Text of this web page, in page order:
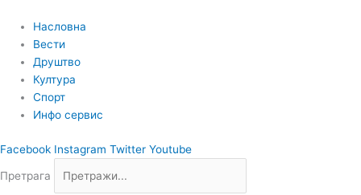
садржај
Насловна
Вести
Друштво
Култура
Спорт
Инфо сервис
Facebook Instagram Twitter Youtube
Претрага